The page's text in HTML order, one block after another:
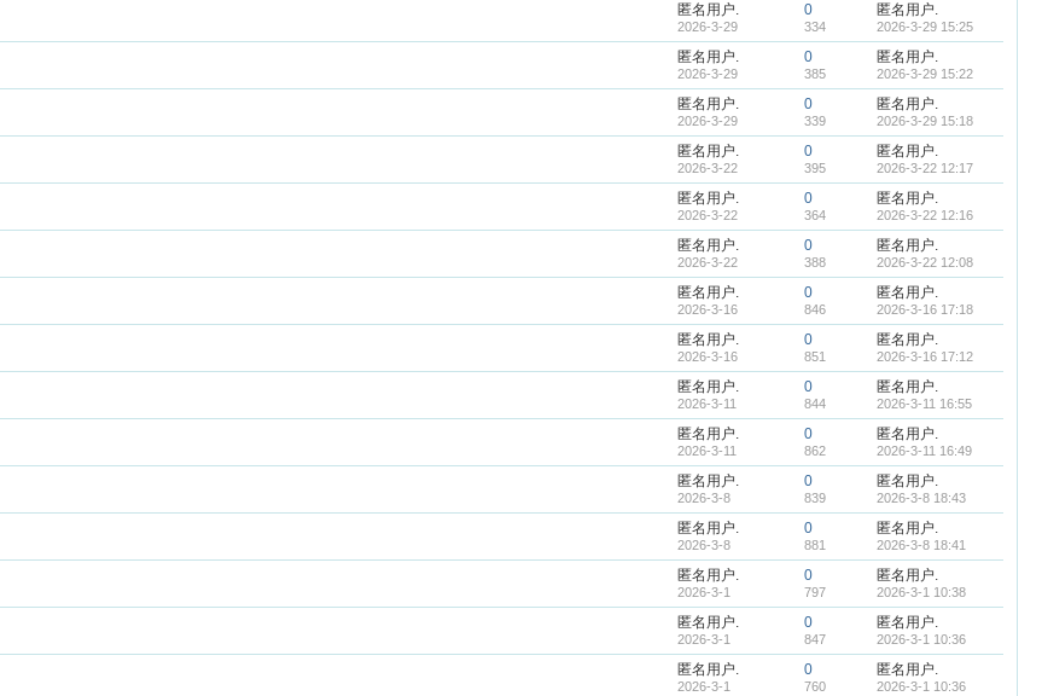
匿名用户.
2026-3-29
0
334
匿名用户.
2026-3-29 15:25
匿名用户.
2026-3-29
0
385
匿名用户.
2026-3-29 15:22
匿名用户.
2026-3-29
0
339
匿名用户.
2026-3-29 15:18
匿名用户.
2026-3-22
0
395
匿名用户.
2026-3-22 12:17
匿名用户.
2026-3-22
0
364
匿名用户.
2026-3-22 12:16
匿名用户.
2026-3-22
0
388
匿名用户.
2026-3-22 12:08
匿名用户.
2026-3-16
0
846
匿名用户.
2026-3-16 17:18
匿名用户.
2026-3-16
0
851
匿名用户.
2026-3-16 17:12
匿名用户.
2026-3-11
0
844
匿名用户.
2026-3-11 16:55
匿名用户.
2026-3-11
0
862
匿名用户.
2026-3-11 16:49
匿名用户.
2026-3-8
0
839
匿名用户.
2026-3-8 18:43
匿名用户.
2026-3-8
0
881
匿名用户.
2026-3-8 18:41
匿名用户.
2026-3-1
0
797
匿名用户.
2026-3-1 10:38
匿名用户.
2026-3-1
0
847
匿名用户.
2026-3-1 10:36
匿名用户.
2026-3-1
0
760
匿名用户.
2026-3-1 10:36